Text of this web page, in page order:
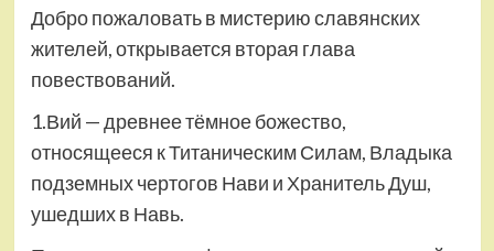
Добро пожаловать в мистерию славянских
жителей, открывается вторая глава
повествований.
1.Вий — древнее тёмное божество,
относящееся к Титаническим Силам, Владыка
подземных чертогов Нави и Хранитель Душ,
ушедших в Навь.